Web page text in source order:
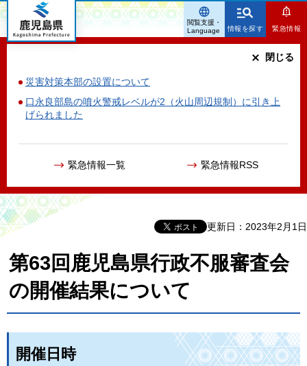
鹿児島県
情報を探す 緊急情報
災害対策本部の設置について
口永良部島の噴火警戒レベルが2（火山周辺規制）に引き上
げられました
緊急情報一覧 緊急情報RSS
閉じる
閲覧支援・
Language
更新日：2023年2月1日
第63回鹿児島県行政不服審査会
の開催結果について
開催日時